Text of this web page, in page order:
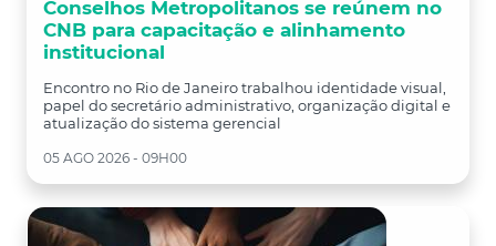
Conselhos Metropolitanos se reúnem no
CNB para capacitação e alinhamento
institucional
Encontro no Rio de Janeiro trabalhou identidade visual,
papel do secretário administrativo, organização digital e
atualização do sistema gerencial
05 AGO 2026 - 09H00